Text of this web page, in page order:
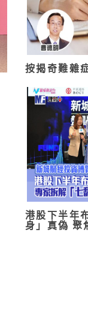
按揭奇難雜
港股下半年
身」真偽 聚